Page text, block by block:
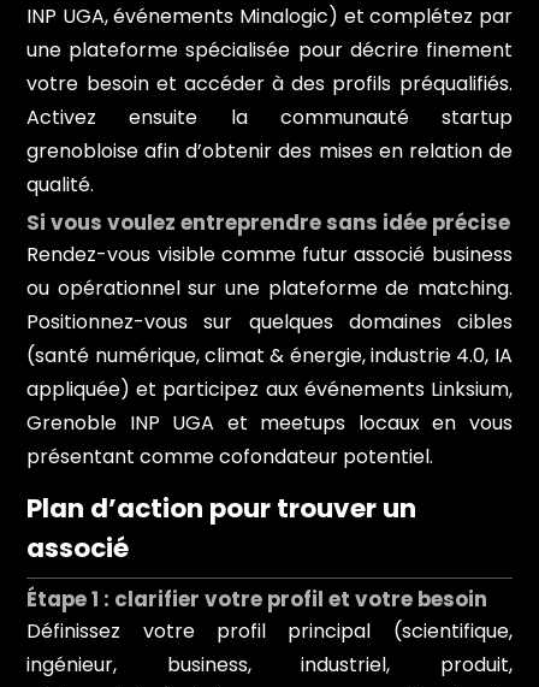
INP UGA, événements Minalogic) et complétez par
une plateforme spécialisée pour décrire finement
votre besoin et accéder à des profils préqualifiés.
Activez ensuite la communauté startup
grenobloise afin d’obtenir des mises en relation de
qualité.
Si vous voulez entreprendre sans idée précise
Rendez-vous visible comme futur associé business
ou opérationnel sur une plateforme de matching.
Positionnez-vous sur quelques domaines cibles
(santé numérique, climat & énergie, industrie 4.0, IA
appliquée) et participez aux événements Linksium,
Grenoble INP UGA et meetups locaux en vous
présentant comme cofondateur potentiel.
Plan d’action pour trouver un
associé
Étape 1 : clarifier votre profil et votre besoin
Définissez votre profil principal (scientifique,
ingénieur, business, industriel, produit,